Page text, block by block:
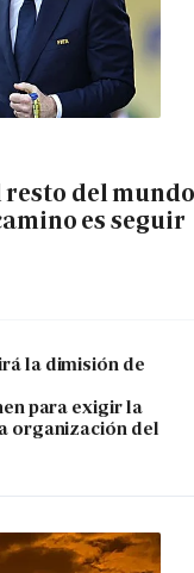
del mundo
es seguir
la dimisión de
para exigir la
organización del